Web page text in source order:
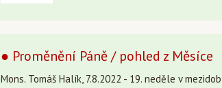
● Proměnění Páně / pohled z Měsíce
Mons. Tomáš Halík, 7.8.2022 - 19. neděle v